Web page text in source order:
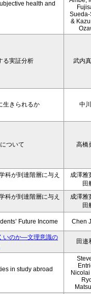
health and
&
る実証分析 武内
生きられるか 中
ついて 高橋
科が到達階層に与え
成澤雅
田
科が到達階層に与え
成澤雅
田
Future Income Chen
いのか—文理意識の
田邉
in study abroad